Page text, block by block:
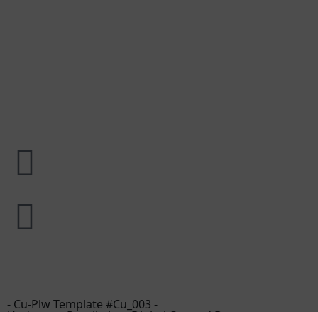
- Cu-Plw Template #Cu_003 -